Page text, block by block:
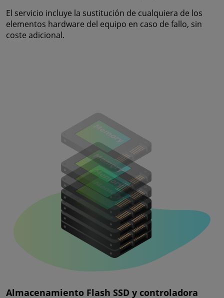
El servicio incluye la sustitución de cualquiera de los
elementos hardware del equipo en caso de fallo, sin
coste adicional.
Almacenamiento Flash SSD y controladora